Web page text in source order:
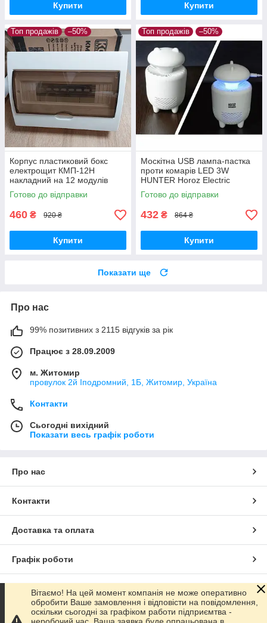
Купити Купити
Топ продажів –50%
Корпус пластиковий бокс
електрощит КМП-12Н
накладний на 12 модулів
Готово до відправки
460 ₴ 920 ₴
Купити
Топ продажів –50%
Москітна USB лампа-пастка
проти комарів LED 3W
HUNTER Horoz Electric
Готово до відправки
432 ₴ 864 ₴
Купити
Показати ще
Про нас
99% позитивних з 2115 відгуків за рік
Працює з 28.09.2009
м. Житомир
провулок 2й Іподромний, 1Б, Житомир, Україна
Контакти
Сьогодні вихідний
Показати весь графік роботи
Про нас
Контакти
Доставка та оплата
Графік роботи
Повна версія сайту
Сайт створено на маркетплейсіProm.ua
Вітаємо! На цей момент компанія не може оперативно
обробити Ваше замовлення і відповісти на повідомлення,
оскільки сьогодні за графіком работи підприємтва -